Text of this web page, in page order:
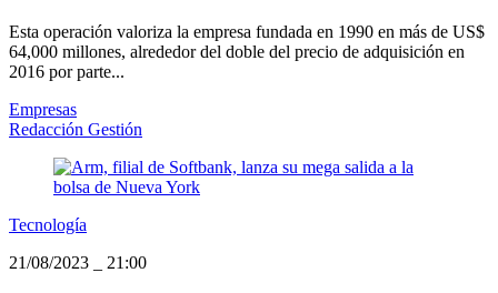
Esta operación valoriza la empresa fundada en 1990 en más de US$
64,000 millones, alrededor del doble del precio de adquisición en
2016 por parte...
Empresas
Redacción Gestión
Tecnología
21/08/2023
21:00